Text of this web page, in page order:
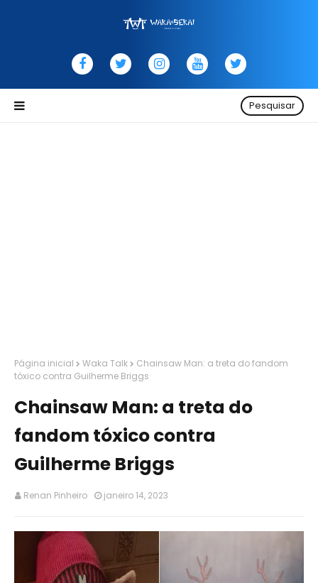
Pesquisar
Página inicial Waka Talk
Chainsaw Man: a treta do fandom
tóxico contra Guilherme Briggs
Chainsaw Man: a treta do
fandom tóxico contra
Guilherme Briggs
Renan Pinheiro janeiro 14, 2023